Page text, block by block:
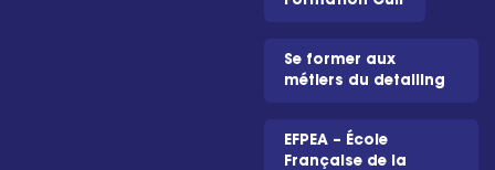
Se former aux
métiers du detailing
EFPEA – École
Française de la